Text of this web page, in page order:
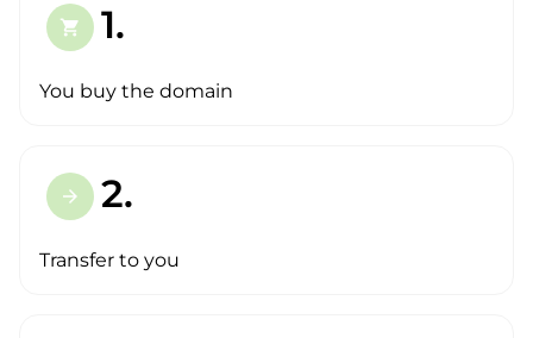
shopping_cart 1.
You buy the domain
arrow_forward 2.
Transfer to you